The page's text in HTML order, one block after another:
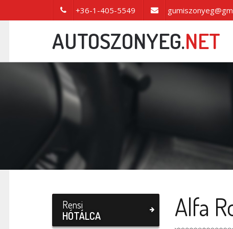
+36-1-405-5549
AUTOSZONYEG.NET
Rensi
HÓTÁLCA
Alfa